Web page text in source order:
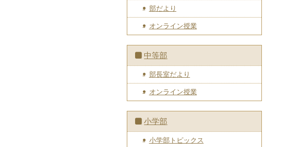
部だより
オンライン授業
中等部
部長室だより
オンライン授業
小学部
小学部トピックス